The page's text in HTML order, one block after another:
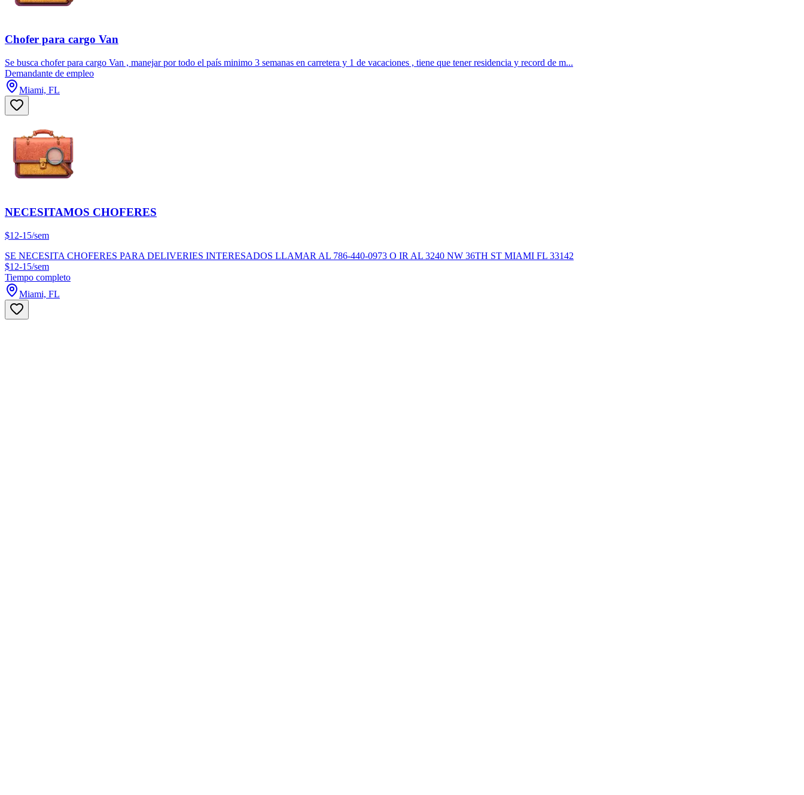
Chofer para cargo Van
Se busca chofer para cargo Van , manejar por todo el país minimo 3 semanas en carretera y 1 de vacaciones , tiene que tener residencia y record de m...
Demandante de empleo
Miami, FL
NECESITAMOS CHOFERES
$12-15/sem
SE NECESITA CHOFERES PARA DELIVERIES INTERESADOS LLAMAR AL 786-440-0973 O IR AL 3240 NW 36TH ST MIAMI FL 33142
$12-15/sem
Tiempo completo
Miami, FL